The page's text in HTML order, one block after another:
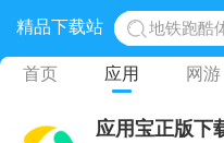
精品下载站
地铁跑酷
网易光遇
蛋仔派对
首页 应用 网游
应用宝正版下